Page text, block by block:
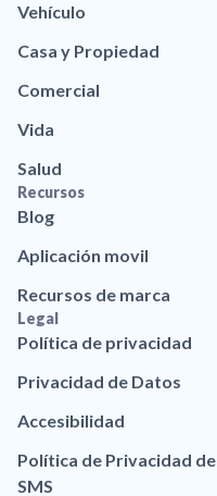
Vehículo
Casa y Propiedad
Comercial
Vida
Salud
Recursos
Blog
Aplicación movil
Recursos de marca
Legal
Política de privacidad
Privacidad de Datos
Accesibilidad
Política de Privacidad de
SMS